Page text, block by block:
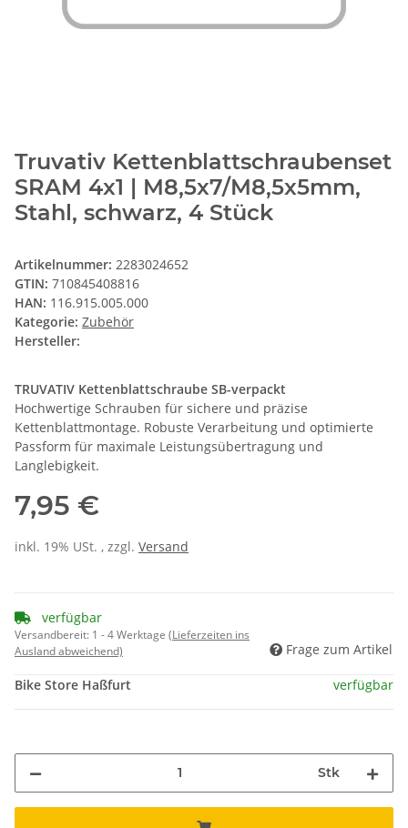
Truvativ Kettenblattschraubenset
SRAM 4x1 | M8,5x7/M8,5x5mm,
Stahl, schwarz, 4 Stück
Artikelnummer: 2283024652
GTIN: 710845408816
HAN: 116.915.005.000
Kategorie: Zubehör
Hersteller:
TRUVATIV Kettenblattschraube SB-verpackt
Hochwertige Schrauben für sichere und präzise
Kettenblattmontage. Robuste Verarbeitung und optimierte
Passform für maximale Leistungsübertragung und
Langlebigkeit.
7,95 €
inkl. 19% USt. , zzgl. Versand
verfügbar
Versandbereit: 1 - 4 Werktage (Lieferzeiten ins
Ausland abweichend)
Frage zum Artikel
Bike Store Haßfurt verfügbar
Stk